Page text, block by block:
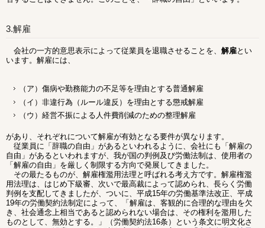
3.解雇
会社の一方的意思表示によって従業員を退職させることを、 解雇とい
います。解雇には、
（ア）傷病や勤務能力の不足等を理由とする普通解雇
（イ）非違行為（ルール違反）を理由とする懲戒解雇
（ウ）経営不振による人件費削減のための整理解雇
があり、それぞれについて解雇が有効となる要件が異なります。
従業員に「辞職の自由」があるといわれるように、会社にも「解雇の
自由」があるといわれますが、我が国の判例及び労働法制は、使用者の
「解雇の自由」を厳しく制限する方向で発展してきました。
その最たるものが、解雇権濫用法理と呼ばれる考え方です。解雇権濫
用法理は、はじめ下級審、次いで最高裁によって認められ、長らく労働
判例を支配してきましたが、ついに、平成15年の労働基準法改正、平成
19年の労働契約法制定によって、「解雇は、客観的に合理的な理由を欠
き、社会通念上相当であると認められない場合は、その権利を濫用した
ものとして、無効とする。」（労働契約法16条）という条文に明文化さ